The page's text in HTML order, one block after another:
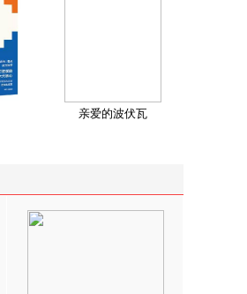
亲爱的波伏瓦